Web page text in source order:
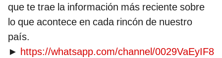
que te trae la información más reciente sobre
lo que acontece en cada rincón de nuestro
país.
► https://whatsapp.com/channel/0029VaEyIF8